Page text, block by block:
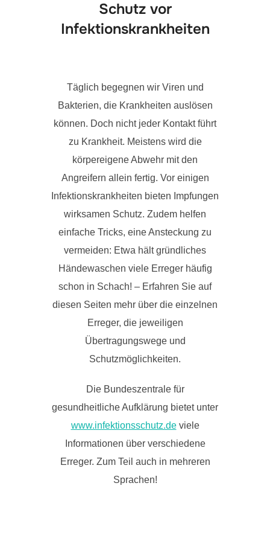
Schutz vor
Infektionskrankheiten
Täglich begegnen wir Viren und
Bakterien, die Krankheiten auslösen
können. Doch nicht jeder Kontakt führt
zu Krankheit. Meistens wird die
körpereigene Abwehr mit den
Angreifern allein fertig. Vor einigen
Infektionskrankheiten bieten Impfungen
wirksamen Schutz. Zudem helfen
einfache Tricks, eine Ansteckung zu
vermeiden: Etwa hält gründliches
Händewaschen viele Erreger häufig
schon in Schach! – Erfahren Sie auf
diesen Seiten mehr über die einzelnen
Erreger, die jeweiligen
Übertragungswege und
Schutzmöglichkeiten.
Die Bundeszentrale für
gesundheitliche Aufklärung bietet unter
www.infektionsschutz.deviele
Informationen über verschiedene
Erreger. Zum Teil auch in mehreren
Sprachen!